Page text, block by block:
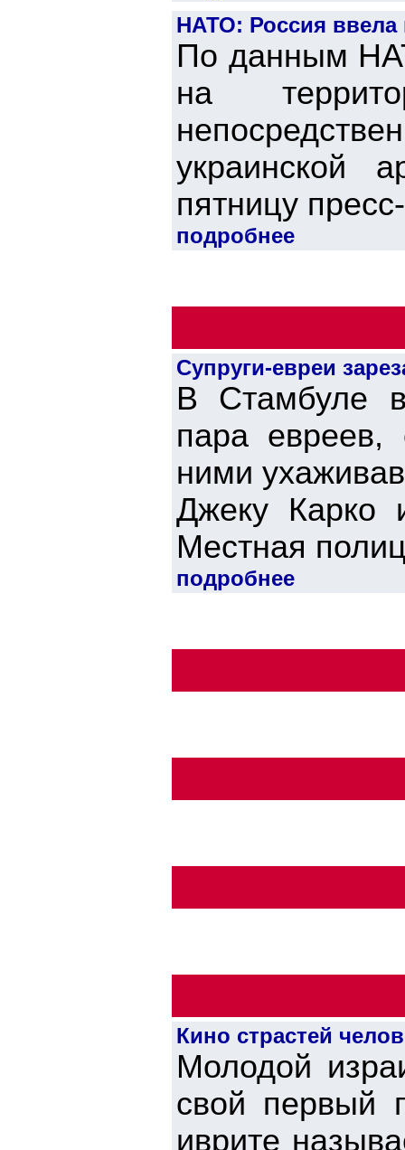
НАТО: Россия ввела
По данным
на
украинской
пятницу
подробнее
Супруги-евреи
В Стамбуле
пара евреев,
ними
Джеку Карко
Местная
подробнее
Кино страстей
Молодой
свой первый
иврите